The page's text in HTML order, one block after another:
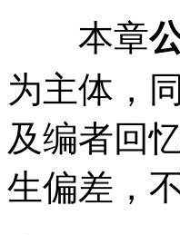
好防
説，
本章
为主体，
及编者回
生偏差，